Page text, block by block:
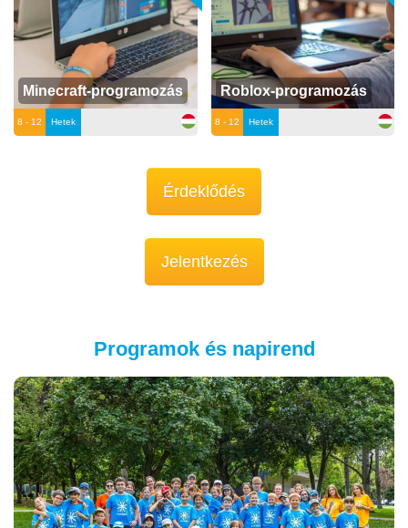
Minecraft-programozás
8 - 12 Hetek
Roblox-programozás
8 - 12 Hetek
Érdeklődés
Jelentkezés
Programok és napirend